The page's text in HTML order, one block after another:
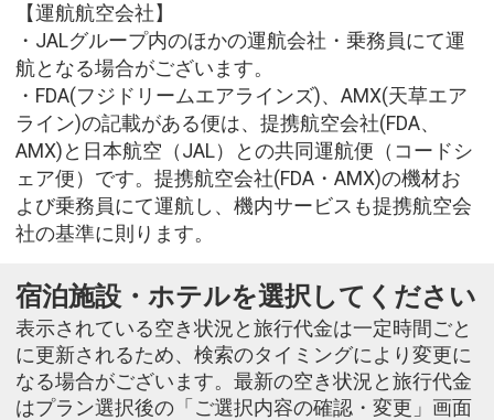
【運航航空会社】
・JALグループ内のほかの運航会社・乗務員にて運
航となる場合がございます。
・FDA(フジドリームエアラインズ)、AMX(天草エア
ライン)の記載がある便は、提携航空会社(FDA、
AMX)と日本航空（JAL）との共同運航便（コードシ
ェア便）です。提携航空会社(FDA・AMX)の機材お
よび乗務員にて運航し、機内サービスも提携航空会
社の基準に則ります。
宿泊施設・ホテルを選択してください
表示されている空き状況と旅行代金は一定時間ごと
に更新されるため、検索のタイミングにより変更に
なる場合がございます。最新の空き状況と旅行代金
はプラン選択後の「ご選択内容の確認・変更」画面